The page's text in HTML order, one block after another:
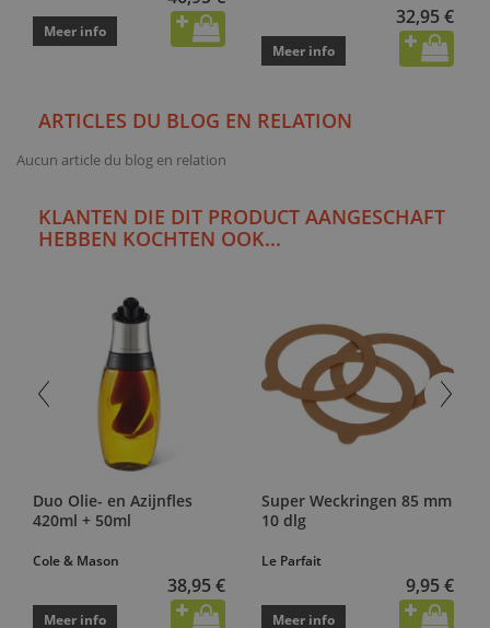
Meer info
32,95 €
Meer info
ARTICLES DU BLOG EN RELATION
Aucun article du blog en relation
KLANTEN DIE DIT PRODUCT AANGESCHAFT
HEBBEN KOCHTEN OOK...
Duo Olie- en Azijnfles
420ml + 50ml
Cole & Mason
38,95 €
Meer info
Super Weckringen 85 mm
10 dlg
Le Parfait
9,95 €
Meer info